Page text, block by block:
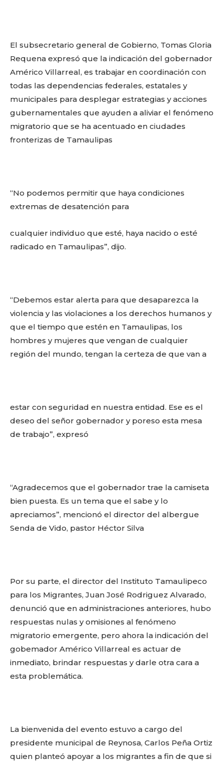
Facebook
Twitter
EmailWhatsApp
Copy
Link
Gmail
Telegram
El subsecretario general de Gobierno, Tomas Gloria
Requena expresó que la indicación del gobernador
Américo Villarreal, es trabajar en coordinación con
todas las dependencias federales, estatales y
municipales para desplegar estrategias y acciones
gubernamentales que ayuden a aliviar el fenómeno
migratorio que se ha acentuado en ciudades
fronterizas de Tamaulipas
“No podemos permitir que haya condiciones
extremas de desatención para
cualquier individuo que esté, haya nacido o esté
radicado en Tamaulipas”, dijo.
“Debemos estar alerta para que desaparezca la
violencia y las violaciones a los derechos humanos y
que el tiempo que estén en Tamaulipas, los
hombres y mujeres que vengan de cualquier
región del mundo, tengan la certeza de que van a
estar con seguridad en nuestra entidad. Ese es el
deseo del señor gobernador y poreso esta mesa
de trabajo”, expresó
“Agradecemos que el gobernador trae la camiseta
bien puesta. Es un tema que el sabe y lo
apreciamos”, mencionó el director del albergue
Senda de Vido, pastor Héctor Silva
Por su parte, el director del Instituto Tamaulipeco
para los Migrantes, Juan José Rodriguez Alvarado,
denunció que en administraciones anteriores, hubo
respuestas nulas y omisiones al fenómeno
migratorio emergente, pero ahora la indicación del
gobemador Américo Villarreal es actuar de
inmediato, brindar respuestas y darle otra cara a
esta problemática.
La bienvenida del evento estuvo a cargo del
presidente municipal de Reynosa, Carlos Peña Ortiz
quien planteó apoyar a los migrantes a fin de que si